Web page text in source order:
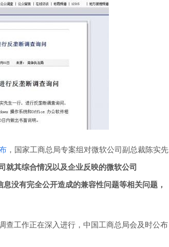
，国家工商总局专案组对微软公司副总裁陈实先
就其综合情况以及企业反映的微软公司
没有完全公开造成的兼容性问题等相关问题，
查工作正在深入进行，中国工商总局会及时公布